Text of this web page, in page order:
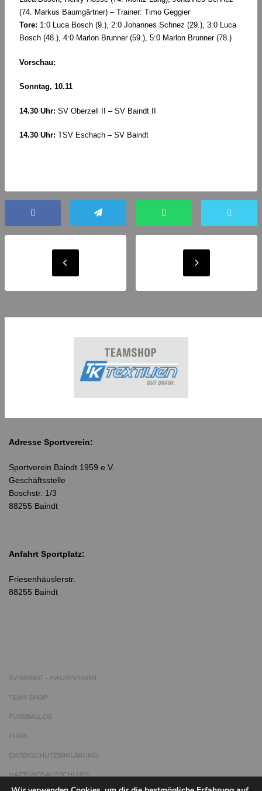
(74. Markus Baumgärtner) – Trainer: Timo Geggier
Tore: 1:0 Luca Bosch (9.), 2:0 Johannes Schnez (29.), 3:0 Luca
Bosch (48.), 4:0 Marlon Brunner (59.), 5:0 Marlon Brunner (78.)
Vorschau:
Sonntag, 10.11
14.30 Uhr: SV Oberzell II – SV Baindt II
14.30 Uhr: TSV Eschach – SV Baindt
Adresse Sportverein:
Sportverein Baindt 1959 e.V.
Geschäftsstelle
Boschstr. 1/3
88255 Baindt
Anfahrt Sportplatz:
Friesenhäuslerstr.
88255 Baindt
SV BAINDT – HAUPTVEREIN
TEAM SHOP
FUSSBALL.DE
FUPA
DATENSCHUTZERKLÄRUNG
HAFTUNGSAUSSCHLUSS